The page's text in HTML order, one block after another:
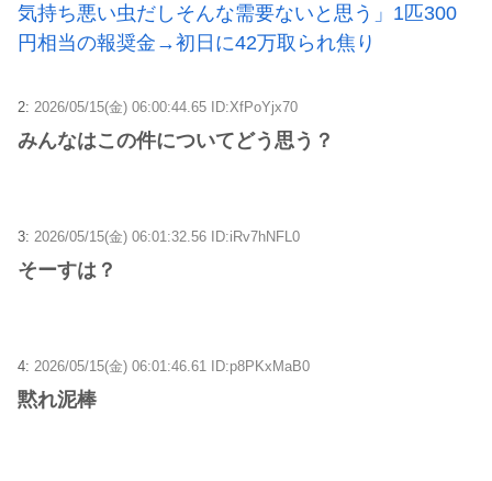
気持ち悪い虫だしそんな需要ないと思う」1匹300
円相当の報奨金→初日に42万取られ焦り
2: 2026/05/15(金) 06:00:44.65 ID:XfPoYjx70
みんなはこの件についてどう思う？
3: 2026/05/15(金) 06:01:32.56 ID:iRv7hNFL0
そーすは？
4: 2026/05/15(金) 06:01:46.61 ID:p8PKxMaB0
黙れ泥棒